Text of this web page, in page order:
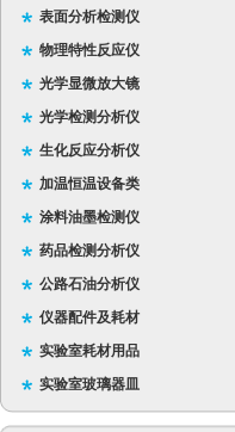
表面分析检测仪
物理特性反应仪
光学显微放大镜
光学检测分析仪
生化反应分析仪
加温恒温设备类
涂料油墨检测仪
药品检测分析仪
公路石油分析仪
仪器配件及耗材
实验室耗材用品
实验室玻璃器皿